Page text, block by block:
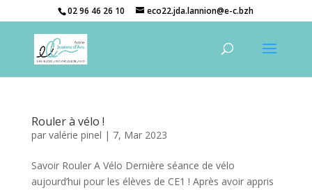
02 96 46 26 10 eco22.jda.lannion@e-c.bzh
Rouler à vélo !
par valérie pinel | 7, Mar 2023
Savoir Rouler A Vélo Dernière séance de vélo
aujourd’hui pour les élèves de CE1 ! Après avoir appris